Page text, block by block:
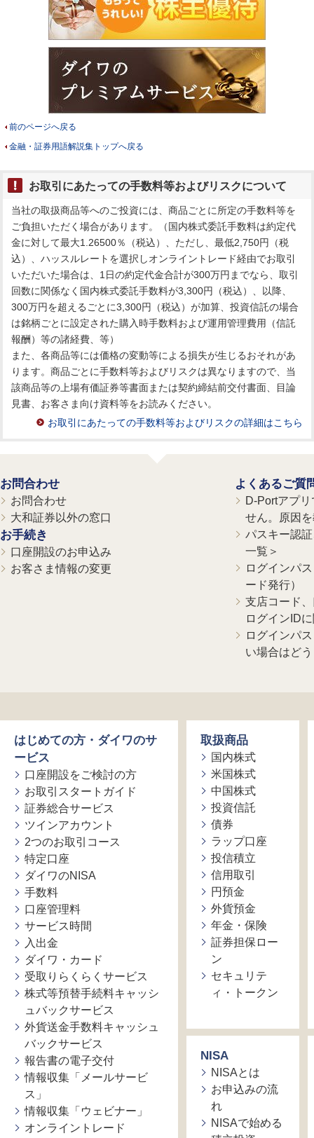
前のページへ戻る
金融・証券用語解説集トップへ戻る
お取引にあたっての手数料等およびリスクについて
当社の取扱商品等へのご投資には、商品ごとに所定の手数料等を
ご負担いただく場合があります。（国内株式委託手数料は約定代
金に対して最大1.26500％（税込）、ただし、最低2,750円（税
込）、ハッスルレートを選択しオンライントレード経由でお取引
いただいた場合は、1日の約定代金合計が300万円までなら、取引
回数に関係なく国内株式委託手数料が3,300円（税込）、以降、
300万円を超えるごとに3,300円（税込）が加算、投資信託の場合
は銘柄ごとに設定された購入時手数料および運用管理費用（信託
報酬）等の諸経費、等）
また、各商品等には価格の変動等による損失が生じるおそれがあ
ります。商品ごとに手数料等およびリスクは異なりますので、当
該商品等の上場有価証券等書面または契約締結前交付書面、目論
見書、お客さま向け資料等をお読みください。
お取引にあたっての手数料等およびリスクの詳細はこちら
お問合わせ
お問合わせ
大和証券以外の窓口
お手続き
口座開設のお申込み
お客さま情報の変更
よくあるご質
D-Portアプ
せん。原因
パスキー認
一覧＞
ログインパ
ード発行）
支店コード
ログインID
ログインパ
い場合はど
はじめての方・ダイワのサ
ービス
口座開設をご検討の方
お取引スタートガイド
証券総合サービス
ツインアカウント
2つのお取引コース
特定口座
ダイワのNISA
手数料
口座管理料
サービス時間
入出金
ダイワ・カード
受取りらくらくサービス
株式等預替手続料キャッシ
ュバックサービス
外貨送金手数料キャッシュ
バックサービス
報告書の電子交付
情報収集「メールサービ
ス」
情報収集「ウェビナー」
オンライントレード
取扱商品
国内株式
米国株式
中国株式
投資信託
債券
ラップ口座
投信積立
信用取引
円預金
外貨預金
年金・保険
証券担保ロー
ン
セキュリテ
ィ・トークン
NISA
NISAとは
お申込みの流
れ
NISAで始める